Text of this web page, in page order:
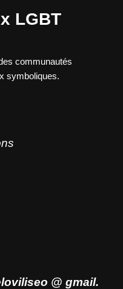
LGBT
communautés
symboliques.
@ gmail.